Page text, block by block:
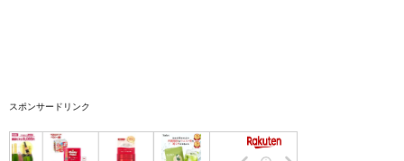
スポンサードリンク